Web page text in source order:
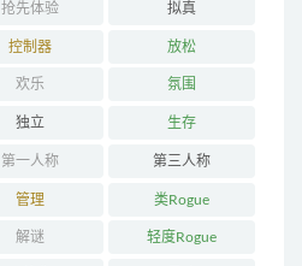
抢先体验 拟真
控制器 放松
欢乐 氛围
独立 生存
第一人称 第三人称
管理 类Rogue
解谜 轻度Rogue